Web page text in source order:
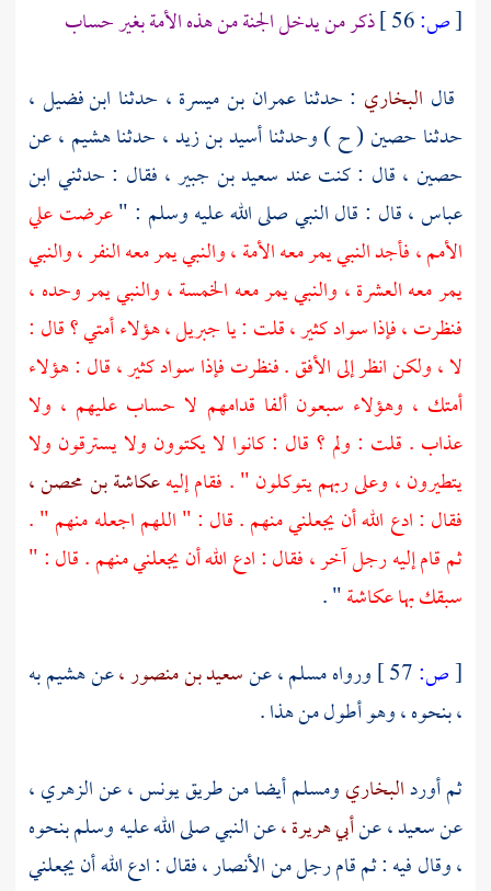
[ص:
ذكر من يدخل الجنة من هذه الأمة بغير حساب
قال البخاري : حدثناعمران بن ميسرة ، حدثنا ابن فضيل ،
حدثنا حصين( ح ) وحدثناأسيد بن زيد ، حدثناهشيم ،عن
حصين ، قال : كنت عند سعيد بن جبير ، فقال : حدثني ابن
عباس ،قال : قال النبي صلى الله عليه وسلم : "عرضت علي
الأمم ، فأجد النبي يمر معه الأمة ، والنبي يمر معه النفر ، والنبي
يمر معه العشرة ، والنبي يمر معه الخمسة ، والنبي يمر وحده ،
فنظرت ، فإذا سواد كثير ، قلت : ياجبريل ،هؤلاء أمتي ؟ قال :
لا ، ولكن انظر إلى الأفق . فنظرت فإذا سواد كثير ، قال : هؤلاء
أمتك ، وهؤلاء سبعون ألفا قدامهم لا حساب عليهم ، ولا
عذاب . قلت : ولم ؟ قال : كانوا لا يكتوون ولا يسترقون ولا
يتطيرون ، وعلى ربهم يتوكلون " . فقام إليهعكاشة بن محصن ،
فقال : ادع الله أن يجعلني منهم . قال : " اللهم اجعله منهم " .
ثم قام إليه رجل آخر ، فقال : ادع الله أن يجعلني منهم . قال : "
سبقك بهاعكاشة" .
[ص: ورواهمسلم ،عنسعيد بن منصور ،عنهشيمبه
، بنحوه ، وهو أطول من هذا .
ثم أوردالبخاريومسلمأيضا من طريقيونس ،عنالزهري ،
عنسعيد ،عنأبي هريرة ،عن النبي صلى الله عليه وسلم بنحوه
، وقال فيه : ثم قام رجل منالأنصار ،فقال : ادع الله أن يجعلني